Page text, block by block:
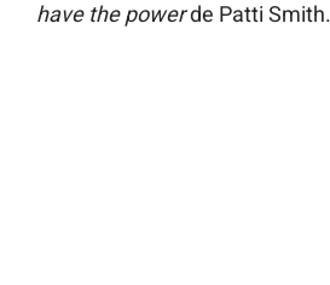
have the powerde Patti Smith.